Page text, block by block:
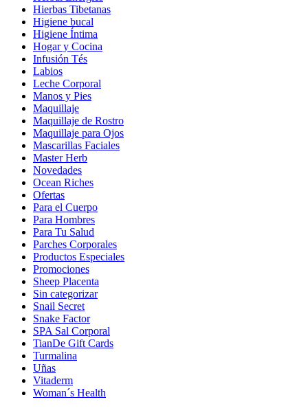
Hierbas Tibetanas
Higiene bucal
Higiene Íntima
Hogar y Cocina
Infusión Tés
Labios
Leche Corporal
Manos y Pies
Maquillaje
Maquillaje de Rostro
Maquillaje para Ojos
Mascarillas Faciales
Master Herb
Novedades
Ocean Riches
Ofertas
Para el Cuerpo
Para Hombres
Para Tu Salud
Parches Corporales
Productos Especiales
Promociones
Sheep Placenta
Sin categorizar
Snail Secret
Snake Factor
SPA Sal Corporal
TianDe Gift Cards
Turmalina
Uñas
Vitaderm
Woman´s Health